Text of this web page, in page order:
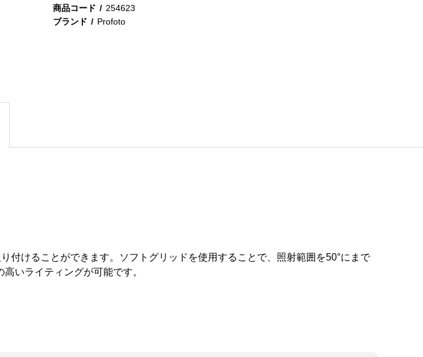
商品コード
254623
ブランド
Profoto
けることができます。ソフトグリッドを使用することで、照射範囲を50°にまで
いライティングが可能です。